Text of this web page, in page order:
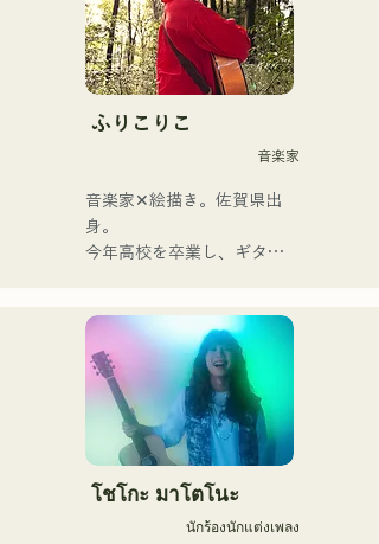
แก่นแท้ของป๊อปร็อกถูก
ถ่ายทอดผ่านบทเพลงอันแสน
คิดถึง ขับร้องโดยนักร้องและ
มือกีตาร์ ยูมะ คามิยะ
ท่วงทำนองและเนื้อร้องที่บาง
ดนตรีที่หลากหลายของ
สมาชิกในวง ก่อให้เกิดดนตรี
ที่หลากหลาย และยังคง
ふりこりこ
音楽家
音楽家✕絵描き。佐賀県出
身。
今年高校を卒業し、ギター
行う傍ら、大胆な色彩感覚
を活かしたアート制作に励
む。枠に収まりきれないマ
ルチな表現スタイルを確立
するため、日々探求を続け
ている。現在はSNSを中心
に、自身の表現を発信中。
โชโกะ มาโตโนะ
นักร้องนักแต่งเพลง